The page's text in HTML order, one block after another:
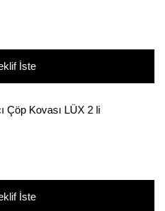
İste
Çöp Kovası LÜX 2 li
İste